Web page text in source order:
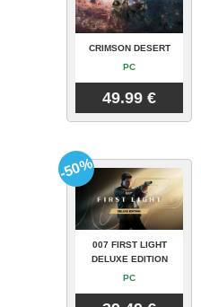
CRIMSON DESERT
PC
49.99 €
007 FIRST LIGHT
DELUXE EDITION
PC
-50%